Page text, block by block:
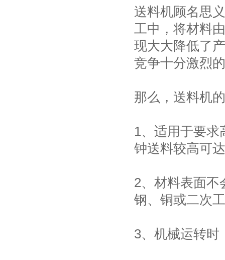
送料机顾名思
工中，将材料
现大大降低了
竞争十分激烈
那么，送料机
1、适用于要
钟送料较高可
2、材料表面不
钢、铜或二次
3、机械运转时